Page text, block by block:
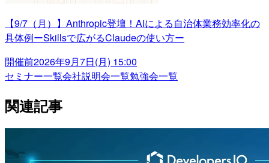
【9/7（月）】Anthropic登壇！AIによる自治体業務効率化の
具体例ーSkillsで広がるClaudeの使い方ー
開催前2026年9月7日(月) 15:00
セミナー一覧会社説明会一覧勉強会一覧
関連記事